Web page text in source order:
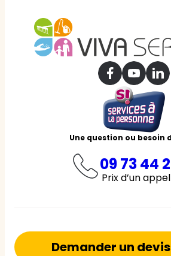
Une question ou besoin
09 73 44
Prix d’un
Demander un